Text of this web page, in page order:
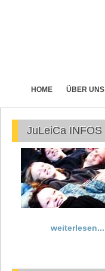
HOME ÜBER UNS
JuLeiCa INFOS
weiterlesen...